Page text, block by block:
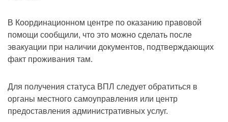
В Координационном центре по оказанию правовой
помощи сообщили, что это можно сделать после
эвакуации при наличии документов, подтверждающих
факт проживания там.
Для получения статуса ВПЛ следует обратиться в
органы местного самоуправления или центр
предоставления административных услуг.